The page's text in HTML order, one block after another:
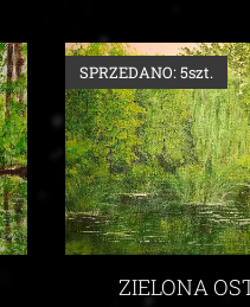
ZIELONA
SPRZEDANO: 5szt.